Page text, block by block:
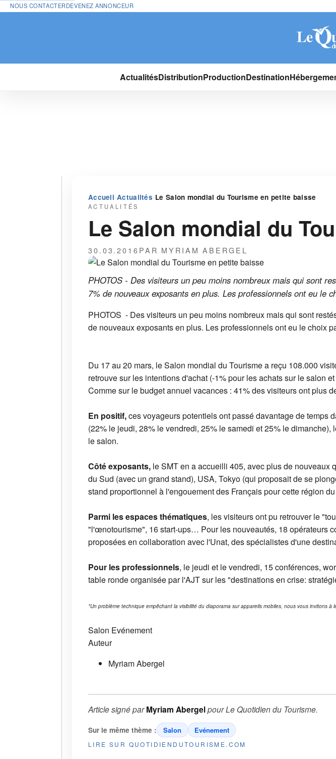
NOUS CONTACTERDEVENEZ ANNONCEUR
ActualitésDistributionProductionDestination
Accueil›Actualités›Le Salon mondial du Tourisme en petite baisse
ACTUALITÉS
Le Salon mondial du
30.03.2016PAR MYRIAM ABERGEL
PHOTOS - Des visiteurs un peu moins nombreux mais qui sont
7% de nouveaux exposants en plus. Les professionnels ont eu le
PHOTOS - Des visiteurs un peu moins nombreux mais qui sont
de nouveaux exposants en plus. Les professionnels ont eu le choix
Du 17 au 20 mars, le Salon mondial du Tourisme a reçu 108.000
retrouve sur les intentions d'achat (-1% pour les achats sur le salon
Comme sur le budget annuel vacances : 41% des visiteurs ont plus
En positif,ces voyageurs potentiels ont passé davantage de temps
(22% le jeudi, 28% le vendredi, 25% le samedi et 25% le
le salon.
Côté exposants, le SMT en a accueilli 405, avec plus de nouveaux
du Sud (avec un grand stand), USA, Tokyo (qui proposait de se
stand proportionnel à l'engouement des Français pour cette région
Parmi les espaces thématiques, les visiteurs ont pu retrouver le
"l'œnotourisme", 16 start-ups… Pour les nouveautés, 18 opérateurs
proposées en collaboration avec l'Unat, des spécialistes d'une
Pour les professionnels, le jeudi et le vendredi, 15 conférences,
table ronde organisée par l'AJT sur les "destinations en crise:
*Un problème technique empêchant la visibilité du diaporama sur appareils mobiles, nous vous invitons à
Salon Evénement
Auteur
Myriam Abergel
Article signé parMyriam AbergelpourLe Quotidien du Tourisme.
Sur le même thème : Salon Evénement
LIRE SUR QUOTIDIENDUTOURISME.COM